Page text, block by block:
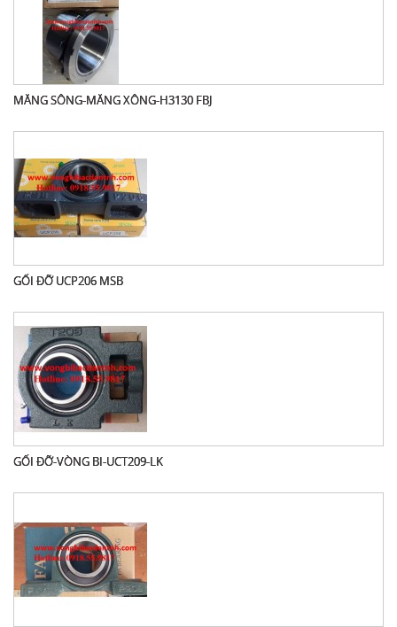
MĂNG SÔNG-MĂNG XÔNG-H3130 FBJ
GỐI ĐỠ UCP206 MSB
GỐI ĐỠ-VÒNG BI-UCT209-LK